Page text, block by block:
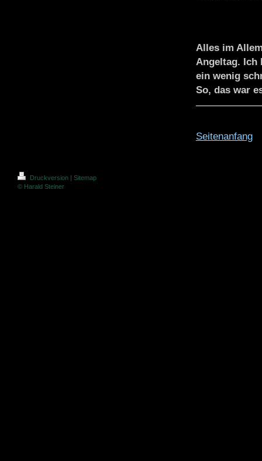
Alles im
Angeltag. Ich
ein wenig
So, das war
Seitenanfang
Druckversion | Sitemap
© Harald Steiner